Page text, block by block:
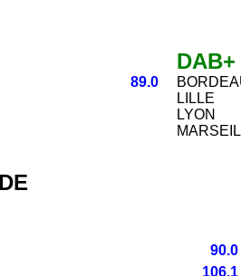
89.0
DAB+
LILLE
LYON
90.0
106.1